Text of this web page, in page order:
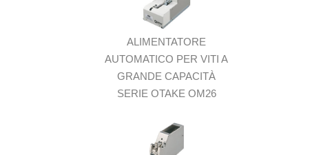
ALIMENTATORE
AUTOMATICO PER VITI A
GRANDE CAPACITÀ
SERIE OTAKE OM26